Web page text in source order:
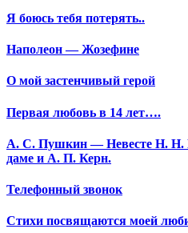
Я боюсь тебя потерять..
Наполеон — Жозефине
О мой застенчивый герой
Первая любовь в 14 лет….
А. С. Пушкин — Невесте Н. Н.
даме и А. П. Керн.
Телефонный звонок
Стихи посвящаются моей